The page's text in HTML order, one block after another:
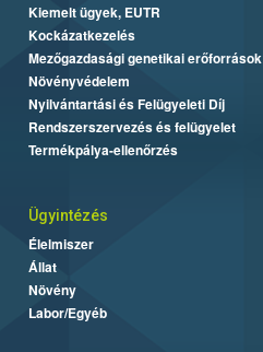
Kiemelt ügyek, EUTR
Kockázatkezelés
Mezőgazdasági genetikai erőforrások
Növényvédelem
Nyilvántartási és Felügyeleti Díj
Rendszerszervezés és felügyelet
Termékpálya-ellenőrzés
Ügyintézés
Élelmiszer
Állat
Növény
Labor/Egyéb